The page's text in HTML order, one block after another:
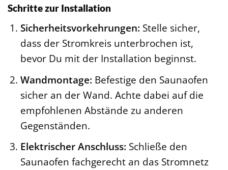
Schritte zur Installation
Sicherheitsvorkehrungen: Stelle sicher,
dass der Stromkreis unterbrochen ist,
bevor Du mit der Installation beginnst.
Wandmontage: Befestige den Saunaofen
sicher an der Wand. Achte dabei auf die
empfohlenen Abstände zu anderen
Gegenständen.
Elektrischer Anschluss: Schließe den
Saunaofen fachgerecht an das Stromnetz